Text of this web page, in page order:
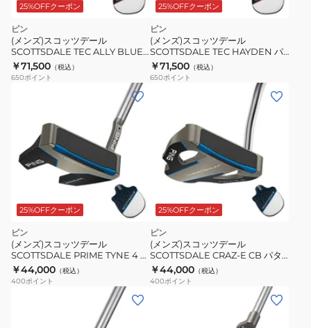
25%OFFクーポン
ピン
(メンズ)スコッツデール
SCOTTSDALE TEC ALLY BLUE
H パター(ロフト3度)オリジナルシ
ャフト
￥71,500 （税込）
650ポイント
25%OFFクーポン
ピン
(メンズ)スコッツデール
SCOTTSDALE TEC HAYDEN パ
ター(ロフト3度)オリジナルシャフ
ト
￥71,500 （税込）
650ポイント
25%OFFクーポン
ピン
(メンズ)スコッツデール
SCOTTSDALE PRIME TYNE 4 パ
ター(ロフト3度)Stepless Steel
￥44,000 （税込）
400ポイント
25%OFFクーポン
ピン
(メンズ)スコッツデール
SCOTTSDALE CRAZ-E CB パタ
ー(ロフト3度)Stepless Steel
￥44,000 （税込）
400ポイント